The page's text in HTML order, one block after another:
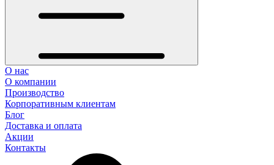
О нас
О компании
Производство
Корпоративным клиентам
Блог
Доставка и оплата
Акции
Контакты